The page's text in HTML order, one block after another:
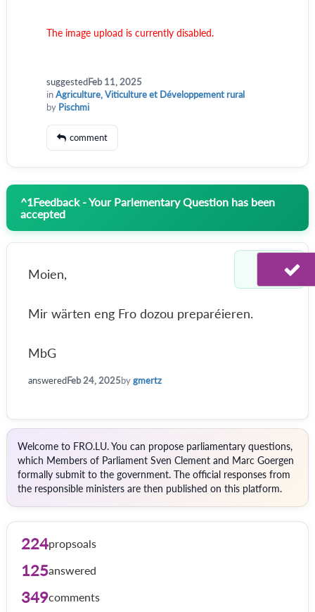
The image upload is currently disabled.
suggestedFeb 11, 2025
inAgriculture, Viticulture et Développement rural
by Pischmi
comment
^1Feedback - Your Parlementary Question has been
accepted
Moien,
Mir wärten eng Fro dozou preparéieren.
MbG
answeredFeb 24, 2025bygmertz
Welcome to FRO.LU. You can propose parliamentary questions,
which Members of Parliament Sven Clement and Marc Goergen
formally submit to the government. The official responses from
the responsible ministers are then published on this platform.
224propsoals
125answered
349comments